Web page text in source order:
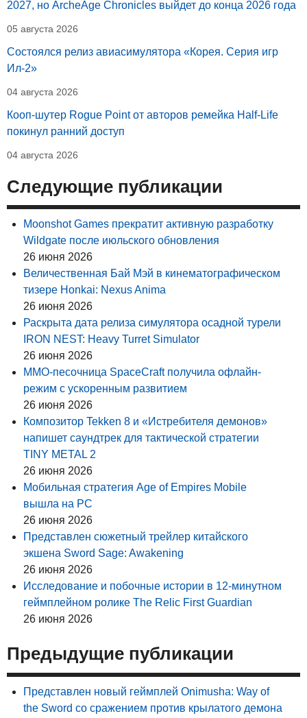
2027, но ArcheAge Chronicles выйдет до конца 2026 года
05 августа 2026
Состоялся релиз авиасимулятора «Корея. Серия игр
Ил-2»
04 августа 2026
Кооп-шутер Rogue Point от авторов ремейка Half-Life
покинул ранний доступ
04 августа 2026
Следующие публикации
Moonshot Games прекратит активную разработку
Wildgate после июльского обновления
26 июня 2026
Величественная Бай Мэй в кинематографическом
тизере Honkai: Nexus Anima
26 июня 2026
Раскрыта дата релиза симулятора осадной турели
IRON NEST: Heavy Turret Simulator
26 июня 2026
MMO-песочница SpaceCraft получила офлайн-
режим с ускоренным развитием
26 июня 2026
Композитор Tekken 8 и «Истребителя демонов»
напишет саундтрек для тактической стратегии
TINY METAL 2
26 июня 2026
Мобильная стратегия Age of Empires Mobile
вышла на PC
26 июня 2026
Представлен сюжетный трейлер китайского
экшена Sword Sage: Awakening
26 июня 2026
Исследование и побочные истории в 12-минутном
геймплейном ролике The Relic First Guardian
26 июня 2026
Предыдущие публикации
Представлен новый геймплей Onimusha: Way of
the Sword со сражением против крылатого демона